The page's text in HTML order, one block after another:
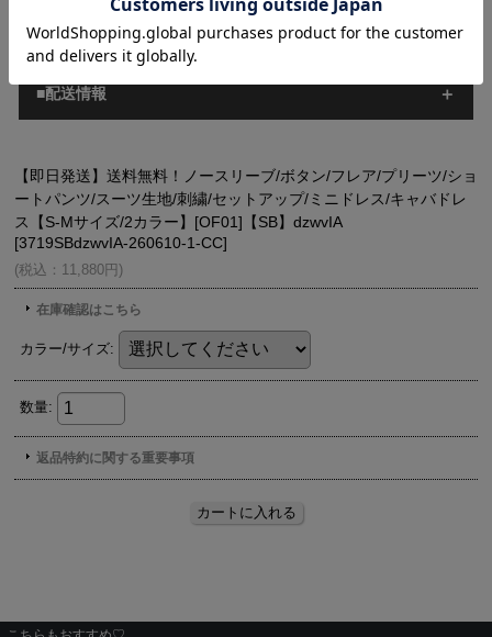
■ご注意
■配送情報